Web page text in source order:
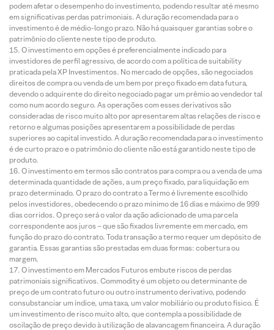
podem afetar o desempenho do investimento, podendo resultar até mesmo
em significativas perdas patrimoniais. A duração recomendada para o
investimento é de médio-longo prazo. Não há quaisquer garantias sobre o
patrimônio do cliente neste tipo de produto.
O investimento em opções é preferencialmente indicado para
investidores de perfil agressivo, de acordo com a política de suitability
praticada pela XP Investimentos. No mercado de opções, são negociados
direitos de compra ou venda de um bem por preço fixado em data futura,
devendo o adquirente do direito negociado pagar um prêmio ao vendedor tal
como num acordo seguro. As operações com esses derivativos são
consideradas de risco muito alto por apresentarem altas relações de risco e
retorno e algumas posições apresentarem a possibilidade de perdas
superiores ao capital investido. A duração recomendada para o investimento
é de curto prazo e o patrimônio do cliente não está garantido neste tipo de
produto.
O investimento em termos são contratos para compra ou a venda de uma
determinada quantidade de ações, a um preço fixado, para liquidação em
prazo determinado. O prazo do contrato a Termo é livremente escolhido
pelos investidores, obedecendo o prazo mínimo de 16 dias e máximo de 999
dias corridos. O preço será o valor da ação adicionado de uma parcela
correspondente aos juros – que são fixados livremente em mercado, em
função do prazo do contrato. Toda transação a termo requer um depósito de
garantia. Essas garantias são prestadas em duas formas: cobertura ou
margem.
O investimento em Mercados Futuros embute riscos de perdas
patrimoniais significativos. Commodity é um objeto ou determinante de
preço de um contrato futuro ou outro instrumento derivativo, podendo
consubstanciar um índice, uma taxa, um valor mobiliário ou produto físico. É
um investimento de risco muito alto, que contempla a possibilidade de
oscilação de preço devido à utilização de alavancagem financeira. A duração